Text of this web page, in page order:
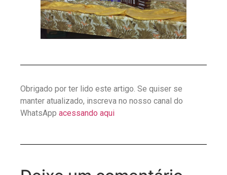
Obrigado por ter lido este artigo. Se quiser se
manter atualizado, inscreva no nosso canal do
WhatsApp acessando aqui